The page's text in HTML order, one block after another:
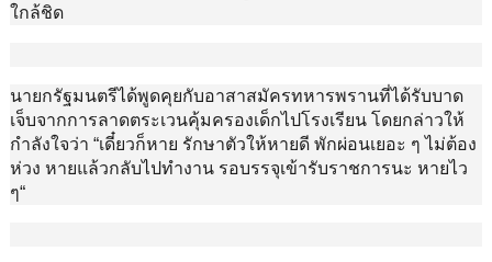
ใกล้ชิด
นายกรัฐมนตรีได้พูดคุยกับอาสาสมัครทหารพรานที่ได้รับบาด
เจ็บจากการลาดตระเวนคุ้มครองเด็กไปโรงเรียน โดยกล่าวให้
กำลังใจว่า “เดี๋ยวก็หาย รักษาตัวให้หายดี พักผ่อนเยอะ ๆ ไม่ต้อง
ห่วง หายแล้วกลับไปทำงาน รอบรรจุเข้ารับราชการนะ หายไว
ๆ“